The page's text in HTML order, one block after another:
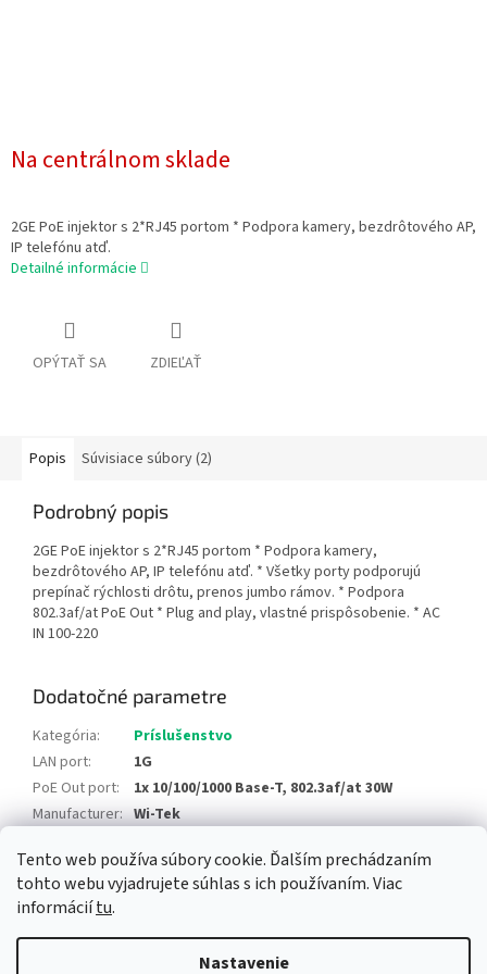
Tento web používa súbory cookie. Ďalším prechádzaním
tohto webu vyjadrujete súhlas s ich používaním. Viac
informáciítu.
Nastavenie
Na centrálnom sklade
2GE PoE injektor s 2*RJ45 portom * Podpora kamery, bezdrôtového AP,
IP telefónu atď.
Detailné informácie
OPÝTAŤ SA ZDIEĽAŤ
Popis Súvisiace súbory (2)
Podrobný popis
2GE PoE injektor s 2*RJ45 portom * Podpora kamery,
bezdrôtového AP, IP telefónu atď. * Všetky porty podporujú
prepínač rýchlosti drôtu, prenos jumbo rámov. * Podpora
802.3af/at PoE Out * Plug and play, vlastné prispôsobenie. * AC
IN 100-220
Dodatočné parametre
Kategória:
Príslušenstvo
LAN port:
1G
PoE Out port:
1x 10/100/1000 Base-T, 802.3af/at 30W
Manufacturer: Wi-Tek
Newsletter